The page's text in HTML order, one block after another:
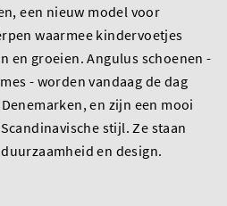
een nieuw model voor
waarmee kindervoetjes
en groeien. Angulus schoenen -
- worden vandaag de dag
en zijn een mooi
stijl. Ze staan
en design.